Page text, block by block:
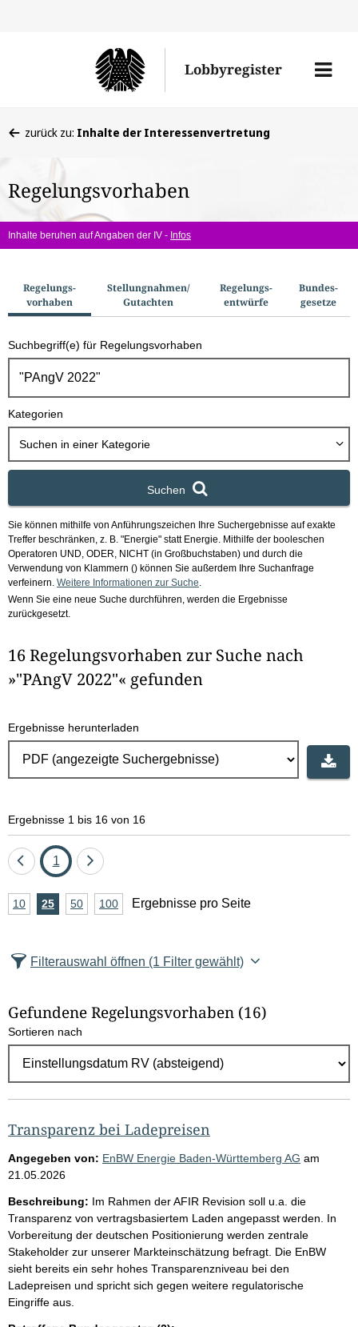
den
Lobbyregister
Menü
befinden
hier:
zurück zu: Inhalte der Interessenvertretung
Regelungsvorhaben
Inhalte beruhen auf Angaben der IV - Infos
u
c
h
o
Regelungs­
vorhaben
Stellungnahmen/​
Gutachten
Regelungs­
entwürfe
Bundes­
gesetze
Suchbegriff(e) für Regelungsvorhaben
Kategorien
Suchen in einer Kategorie
Suchen
Sie können mithilfe von Anführungszeichen Ihre Suchergebnisse auf exakte
Treffer beschränken, z. B. "Energie" statt Energie. Mithilfe der booleschen
Operatoren UND, ODER, NICHT (in Großbuchstaben) und durch die
Verwendung von Klammern () können Sie außerdem Ihre Suchanfrage
verfeinern. Weitere Informationen zur Suche
Wenn Sie eine neue Suche durchführen, werden die Ergebnisse
zurückgesetzt.
16 Regelungsvorhaben zur Suche nach
»"PAngV 2022"« gefunden
Ergebnisse herunterladen
Ergebnisse 1 bis 16 von 16
Eine
zurück
Seite
1
Eine
vor
A
z
l
E
g
e
b
n
i
s
s
e
p
r
o
10Ergebnisse
25Ergebnisse
50Ergebnisse
100Ergebnisse
Ergebnisse pro Seite
Filterauswahl öffnen (1 Filter gewählt)
Gefundene Regelungsvorhaben (16)
Sortieren nach
Transparenz bei Ladepreisen
Angegeben von: EnBW Energie Baden-Württemberg AG am
21.05.2026
Beschreibung: Im Rahmen der AFIR Revision soll u.a. die
Transparenz von vertragsbasiertem Laden angepasst werden. In
Vorbereitung der deutschen Positionierung werden zentrale
Stakeholder zur unserer Markteinschätzung befragt. Die EnBW
sieht bereits ein sehr hohes Transparenzniveau bei den
Ladepreisen und spricht sich gegen weitere regulatorische
Eingriffe aus.